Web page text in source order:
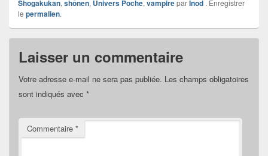
Shogakukan, shônen, Univers Poche, vampireparInod . Enregistrer
le permalien.
Laisser un commentaire
Votre adresse e-mail ne sera pas publiée. Les champs obligatoires
sont indiqués avec *
Commentaire *